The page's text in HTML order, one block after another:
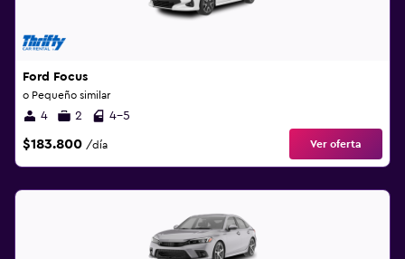
Ford Focus
o Pequeño similar
4 2 4-5
$183.800 /día Ver oferta